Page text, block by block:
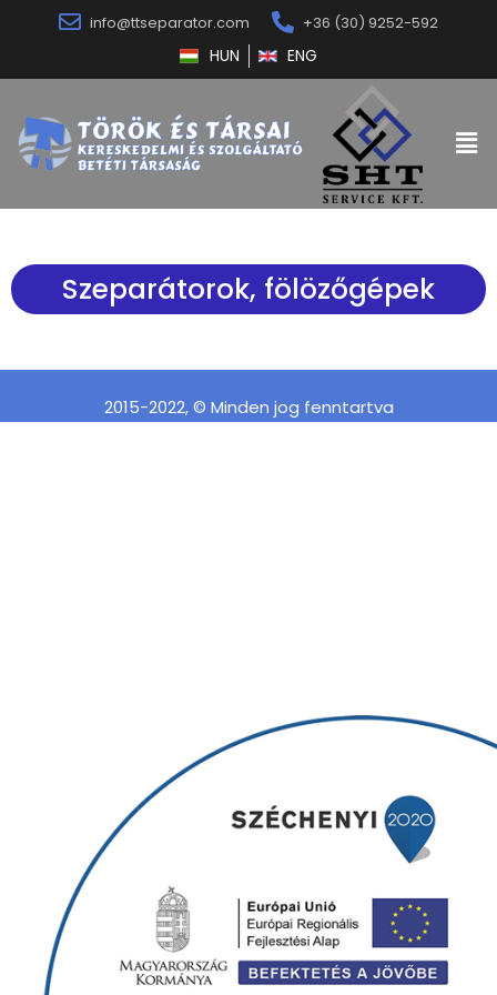
info@ttseparator.com +36 (30) 9252-592
HUN ENG
Szeparátorok, fölözőgépek
2015-2022, © Minden jog fenntartva